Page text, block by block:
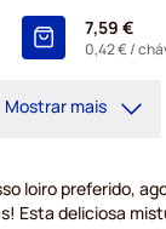
7,59 €
0,42 €/
Mostrar mais
loiro preferido,
Esta deliciosa